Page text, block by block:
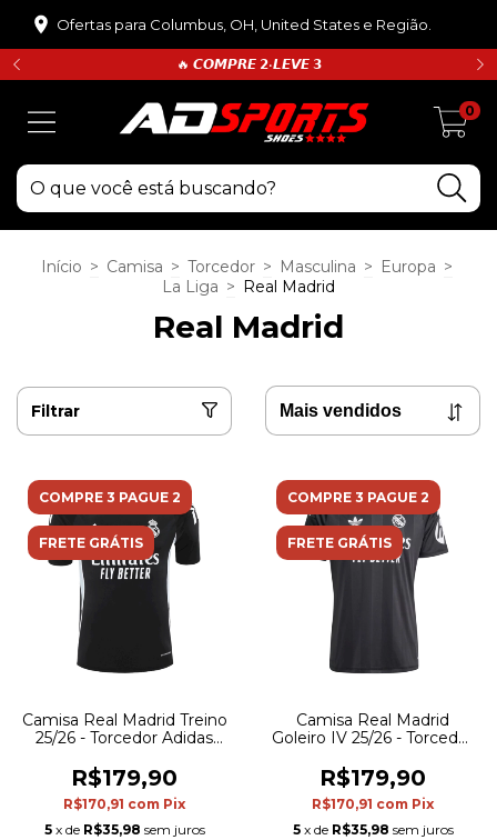
Ofertas para Columbus, OH, United States e Região.
🔥 𝘾𝙊𝙈𝙋𝙍𝙀 𝟮•𝙇𝙀𝙑𝙀 𝟯
0
Início > Camisa > Torcedor > Masculina > Europa >
La Liga > Real Madrid
Real Madrid
Filtrar
COMPRE 3 PAGUE 2
FRETE GRÁTIS
Camisa Real Madrid Treino
25/26 - Torcedor Adidas
R$179,90
R$170,91 com Pix
5 x de R$35,98 sem juros
COMPRE 3 PAGUE 2
FRETE GRÁTIS
Camisa Real Madrid
Goleiro IV 25/26 - Torcedor
R$179,90
R$170,91 com Pix
5 x de R$35,98 sem juros